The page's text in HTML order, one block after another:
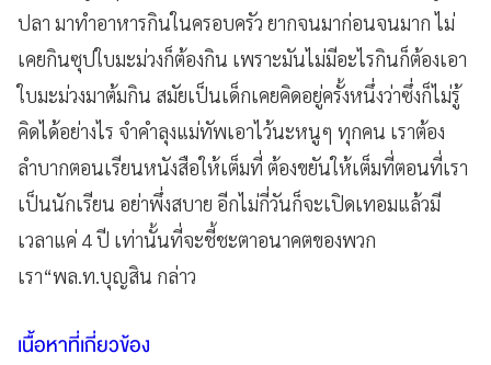
ปลา มาทำอาหารกินในครอบครัว ยากจนมาก่อนจนมาก ไม่
เคยกินซุปใบมะม่วงก็ต้องกิน เพราะมันไม่มีอะไรกินก็ต้องเอา
ใบมะม่วงมาต้มกิน สมัยเป็นเด็กเคยคิดอยู่ครั้งหนึ่งว่าซึ่งก็ไม่รู้
คิดได้อย่างไร จำคำลุงแม่ทัพเอาไว้นะหนูๆ ทุกคน เราต้อง
ลำบากตอนเรียนหนังสือให้เต็มที่ ต้องขยันให้เต็มที่ตอนที่เรา
เป็นนักเรียน อย่าพึ่งสบาย อีกไม่กี่วันก็จะเปิดเทอมแล้วมี
เวลาแค่ 4 ปี เท่านั้นที่จะชี้ชะตาอนาคตของพวก
เรา“พล.ท.บุญสิน กล่าว
เนื้อหาที่เกี่ยวข้อง